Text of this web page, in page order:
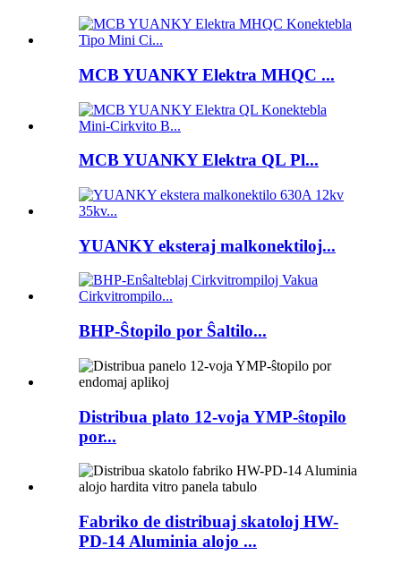
MCB YUANKY Elektra MHQC ...
MCB YUANKY Elektra QL Pl...
YUANKY eksteraj malkonektiloj...
BHP-Ŝtopilo por Ŝaltilo...
Distribua plato 12-voja YMP-ŝtopilo
por...
Fabriko de distribuaj skatoloj HW-
PD-14 Aluminia alojo ...